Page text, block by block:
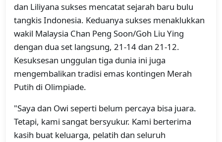
dan Liliyana sukses mencatat sejarah baru bulu
tangkis Indonesia. Keduanya sukses menaklukkan
wakil Malaysia Chan Peng Soon/Goh Liu Ying
dengan dua set langsung, 21-14 dan 21-12.
Kesuksesan unggulan tiga dunia ini juga
mengembalikan tradisi emas kontingen Merah
Putih di Olimpiade.
"Saya dan Owi seperti belum percaya bisa juara.
Tetapi, kami sangat bersyukur. Kami berterima
kasih buat keluarga, pelatih dan seluruh